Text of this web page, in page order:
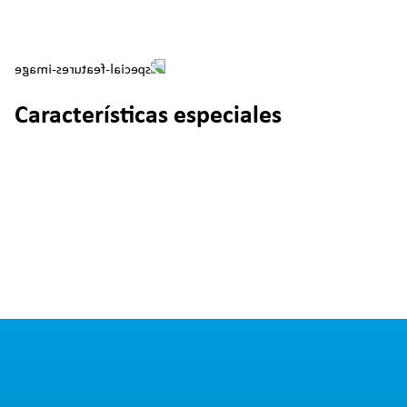
Características especiales